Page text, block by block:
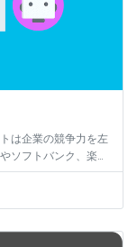
は企業の競争力を左
ソフトバンク、楽
、NTTドコモ、